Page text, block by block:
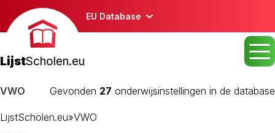
EU Database
LijstScholen.eu
VWO Gevonden 27 onderwijsinstellingen in de database
LijstScholen.eu»VWO